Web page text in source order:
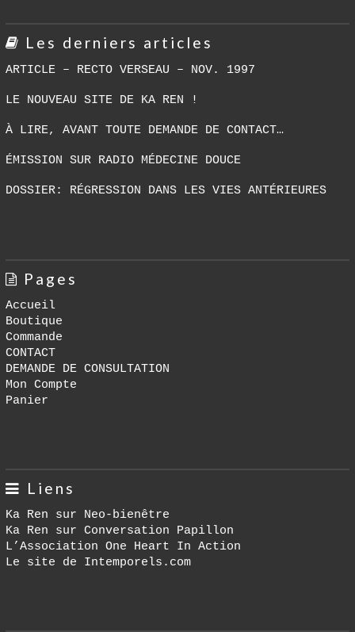
Les derniers articles
ARTICLE – RECTO VERSEAU – NOV. 1997
LE NOUVEAU SITE DE KA REN !
À LIRE, AVANT TOUTE DEMANDE DE CONTACT…
ÉMISSION SUR RADIO MÉDECINE DOUCE
DOSSIER: RÉGRESSION DANS LES VIES ANTÉRIEURES
Pages
Accueil
Boutique
Commande
CONTACT
DEMANDE DE CONSULTATION
Mon Compte
Panier
Liens
Ka Ren sur Neo-bienêtre
Ka Ren sur Conversation Papillon
L’Association One Heart In Action
Le site de Intemporels.com